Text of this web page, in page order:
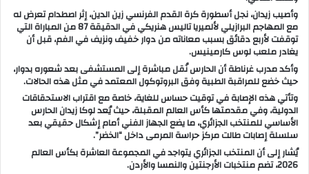
ل
ك
ت
و
ي
ا
وأصيب زيدان، نجل أسطورة كرة القدم الفرنسي زين الدين، إثر اصطدام تعرض له
مع المهاجم البرازيلي لألميريا تاليس هنريكي في الدقيقة 87 من المباراة التي
توقفت لأربع دقائق بسبب معاناته من دوار خفيف ونزيف في الفم، قبل أن
يغادر ملعب لوس كارمينيس.
وأكد مدرب غرناطة أن الحارس نُقل مباشرة إلى المستشفى بعد شعوره بدوار،
حيث خضع للمراقبة الطبية وفق البروتوكول المعتمد في مثل هذه الحالات.
وتأتي هذه الإصابة في توقيت حساس للغاية، خاصة مع اقتراب الاستحقاقات
الدولية، وفي مقدمتها كأس العالم المقبلة، حيث يُعد لوكا زيدان الحارس
الأساسي للمنتخب الجزائري، ما يضع الجهاز الفني أمام إشكال حقيقي بعد
سلسلة إصابات طالت مركز حراسة المرمى داخل “الخضر”.
يُشار إلى أن المنتخب الجزائري يتواجد في المجموعة العاشرة بكأس العالم
2026، تضم منتخبات الأرجنتين والنمسا والأردن.